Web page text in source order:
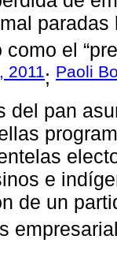
el
2011; Paoli
del pan
e
de un